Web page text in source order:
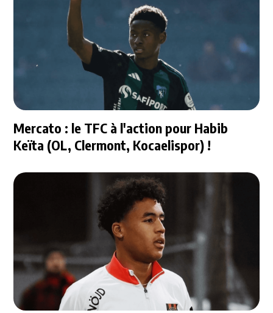
Mercato : le TFC à l'action pour Habib
Keïta (OL, Clermont, Kocaelispor) !